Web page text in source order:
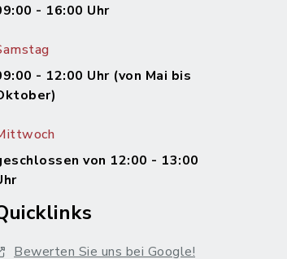
- 16:00 Uhr
- 12:00 Uhr (von Mai bis
von 12:00 - 13:00
Bewerten Sie uns bei Google!